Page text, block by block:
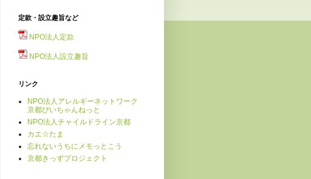
定款・設立趣旨など
NPO法人定款
NPO法人設立趣旨
リンク
NPO法人アレルギーネットワーク
京都ぴいちゃんねっと
NPO法人チャイルドライン京都
カエ☆たま
忘れないうちにメモっとこう
京都きっずプロジェクト